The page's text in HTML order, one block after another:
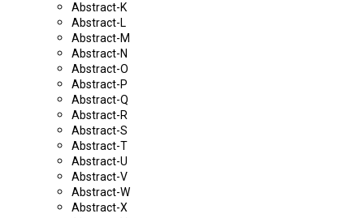
Abstract-K
Abstract-L
Abstract-M
Abstract-N
Abstract-O
Abstract-P
Abstract-Q
Abstract-R
Abstract-S
Abstract-T
Abstract-U
Abstract-V
Abstract-W
Abstract-X